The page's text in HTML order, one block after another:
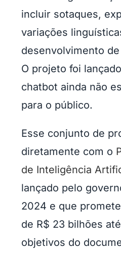
incluir sotaques,
variações
desenvolvimento
O projeto foi
chatbot ainda não
para o público.
Esse conjunto de
diretamente com o
de Inteligência
lançado pelo
2024 e que
de R$ 23 bilhões
objetivos do